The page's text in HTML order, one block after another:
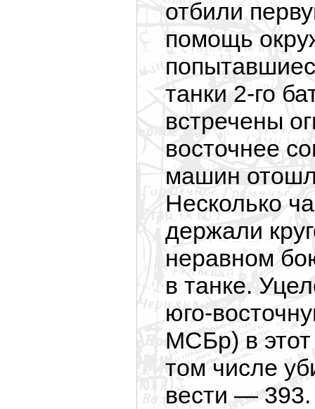
отбили
помощь
танки 2-го
встречены
восточнее
машин
Несколько
держали
неравном
в танке.
юго-
МСБр) в этот
том числе
вести — 393.